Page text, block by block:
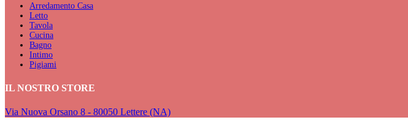
Arredamento Casa
Letto
Tavola
Cucina
Bagno
Intimo
Pigiami
IL NOSTRO STORE
Via Nuova Orsano 8 - 80050 Lettere (NA)